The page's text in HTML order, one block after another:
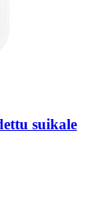
suikale